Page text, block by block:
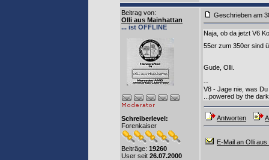
Beitrag von:
Olli aus Mainhattan
... ist OFFLINE
Schreiberlevel:
Forenkaiser
Beiträge: 19260
User seit 26.07.2000
Geschrieben am
Naja, ob da jetzt V6
55er zum 350er sind
Gude, Olli.
--
V8 - Jage nie, was
...powered by the
Antworten
E-Mail an Olli